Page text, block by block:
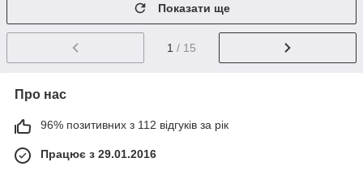
Показати ще
1 / 15
Про нас
96% позитивних з 112 відгуків за рік
Працює з 29.01.2016